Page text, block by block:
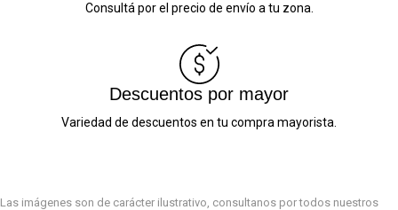
Consultá por el precio de envío a tu zona.
Descuentos por mayor
Variedad de descuentos en tu compra mayorista.
Las imágenes son de carácter ilustrativo, consultanos por todos nuestros